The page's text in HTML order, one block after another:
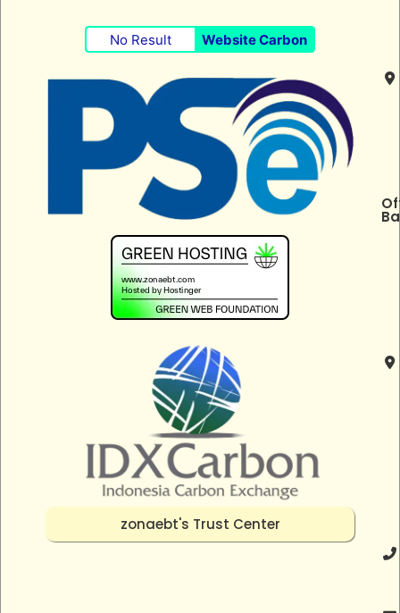
No Result Website Carbon
zonaebt's Trust Center